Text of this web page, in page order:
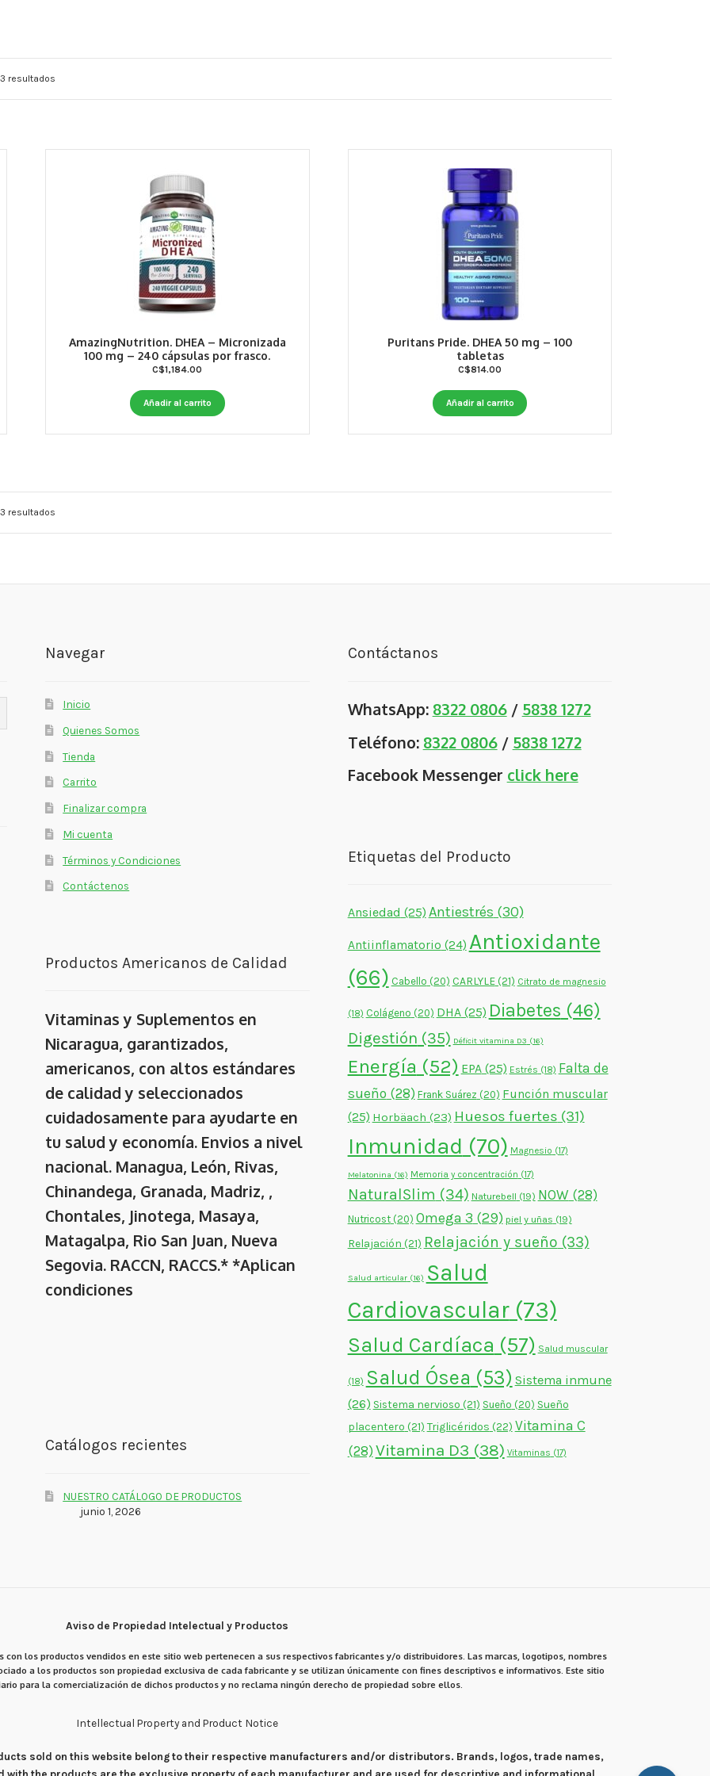
resultados
AmazingNutrition. DHEA – Micronizada
100 mg – 240 cápsulas por frasco.
C$1,184.00
Añadir al carrito
Puritans Pride. DHEA 50 mg – 100
tabletas
C$814.00
Añadir al carrito
resultados
Navegar
Inicio
Quienes Somos
Tienda
Carrito
Finalizar compra
Mi cuenta
Términos y Condiciones
Contáctenos
Productos Americanos de Calidad
Vitaminas y Suplementos en
Nicaragua, garantizados,
americanos, con altos estándares
de calidad y seleccionados
cuidadosamente para ayudarte en
tu salud y economía. Envios a nivel
nacional. Managua, León, Rivas,
Chinandega, Granada, Madriz, ,
Chontales, Jinotega, Masaya,
Matagalpa, Rio San Juan, Nueva
Segovia. RACCN, RACCS.* *Aplican
condiciones
Catálogos recientes
NUESTRO CATÁLOGO DE PRODUCTOS
junio 1, 2026
Contáctanos
WhatsApp: 8322 0806/ 5838 1272
Teléfono: 8322 0806/ 5838 1272
Facebook Messenger click here
Etiquetas del Producto
Ansiedad (25) Antiestrés (30)
Antiinflamatorio (24) Antioxidante
(66) Cabello (20) CARLYLE(21) Citrato de magnesio
(18) Colágeno (20) DHA(25) Diabetes (46)
Digestión (35) Déficit vitamina D3 (16)
Energía (52) EPA(25) Estrés (18) Falta de
sueño (28) Frank Suárez (20) Función muscular
(25) Horbäach (23) Huesos fuertes (31)
Inmunidad (70) Magnesio (17)
Melatonina (16) Memoria y concentración (17)
NaturalSlim (34) Naturebell (19) NOW (28)
Nutricost(20) Omega 3 (29) piel y uñas (19)
Relajación (21) Relajación y sueño (33)
Salud articular(16) Salud
Cardiovascular(73)
Salud Cardíaca (57) Salud muscular
(18) Salud Ósea (53) Sistema inmune
(26) Sistema nervioso (21) Sueño (20) Sueño
placentero (21) Triglicéridos (22) Vitamina C
(28) Vitamina D3 (38) Vitaminas (17)
Aviso de Propiedad Intelectual y Productos
los productos vendidos en este sitio web pertenecen a sus respectivos fabricantes y/o distribuidores. Las marcas, logotipos, nombres
a los productos son propiedad exclusiva de cada fabricante y se utilizan únicamente con fines descriptivos e informativos. Este sitio
para la comercialización de dichos productos y no reclama ningún derecho de propiedad sobre ellos.
Intellectual Property and Product Notice
sold on this website belong to their respective manufacturers and/or distributors. Brands, logos, trade names,
the products are the exclusive property of each manufacturer and are used for descriptive and informational